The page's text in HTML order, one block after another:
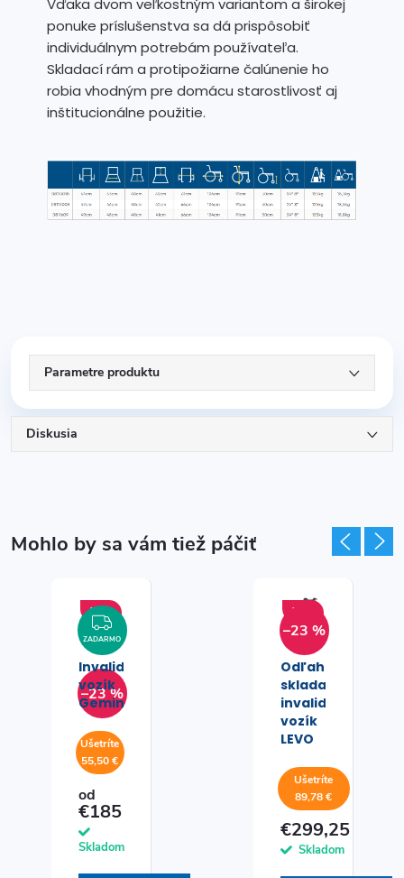
Vďaka dvom veľkostným variantom a širokej
ponuke príslušenstva sa dá prispôsobiť
individuálnym potrebám používateľa.
Skladací rám a protipožiarne čalúnenie ho
robia vhodným pre domácu starostlivosť aj
inštitucionálne použitie.
Parametre produktu
Diskusia
Akcia
ZADARMO
ZADARMO
–23 %
Invalidný
vozík
Gemini
Ušetríte
55,50 €
od
€185
Skladom
Akcia
–23 %
Odľahčený
skladací
invalidný
vozík
LEVO
Ušetríte
89,78 €
€299,25
Skladom